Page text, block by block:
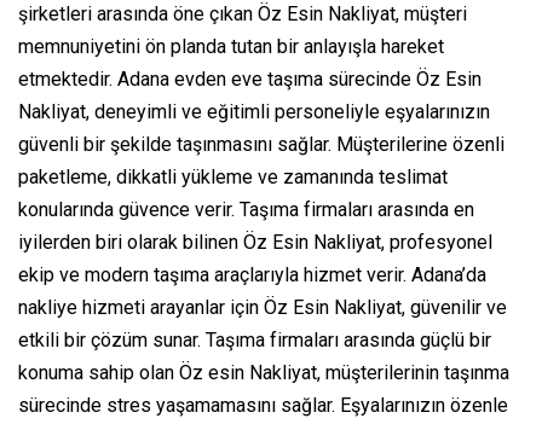
şirketleri arasında öne çıkan Öz Esin Nakliyat, müşteri
memnuniyetini ön planda tutan bir anlayışla hareket
etmektedir. Adana evden eve taşıma sürecinde Öz Esin
Nakliyat, deneyimli ve eğitimli personeliyle eşyalarınızın
güvenli bir şekilde taşınmasını sağlar. Müşterilerine özenli
paketleme, dikkatli yükleme ve zamanında teslimat
konularında güvence verir. Taşıma firmaları arasında en
iyilerden biri olarak bilinen Öz Esin Nakliyat, profesyonel
ekip ve modern taşıma araçlarıyla hizmet verir. Adana’da
nakliye hizmeti arayanlar için Öz Esin Nakliyat, güvenilir ve
etkili bir çözüm sunar. Taşıma firmaları arasında güçlü bir
konuma sahip olan Öz esin Nakliyat, müşterilerinin taşınma
sürecinde stres yaşamamasını sağlar. Eşyalarınızın özenle